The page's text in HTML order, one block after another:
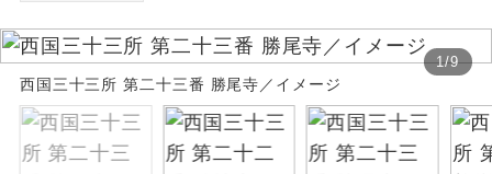
1/9
西国三十三所 第二十三番 勝尾寺／イメージ
新コース 初登場のコースです。
世界遺産
ユネスコに登録されている文化遺産や自
然遺産を訪ねるコースです。